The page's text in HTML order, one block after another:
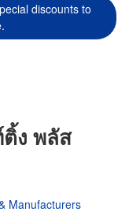
discounts to
ง พลัส
Manufacturers